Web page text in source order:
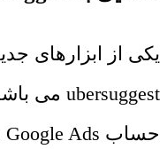
یکی از ابزارهای
ubersuggestمی
حساب Google Ads